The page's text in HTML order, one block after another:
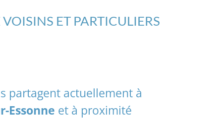
ET PARTICULIERS
partagent actuellement à
Essonne et à proximité